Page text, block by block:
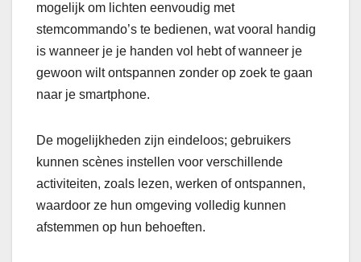
mogelijk om lichten eenvoudig met
stemcommando’s te bedienen, wat vooral handig
is wanneer je je handen vol hebt of wanneer je
gewoon wilt ontspannen zonder op zoek te gaan
naar je smartphone.
De mogelijkheden zijn eindeloos; gebruikers
kunnen scènes instellen voor verschillende
activiteiten, zoals lezen, werken of ontspannen,
waardoor ze hun omgeving volledig kunnen
afstemmen op hun behoeften.